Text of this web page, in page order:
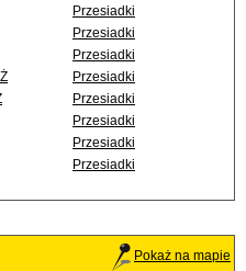
Przesiadki
Przesiadki
Przesiadki
Przesiadki
Przesiadki
Przesiadki
Przesiadki
Przesiadki
Pokaż na mapie